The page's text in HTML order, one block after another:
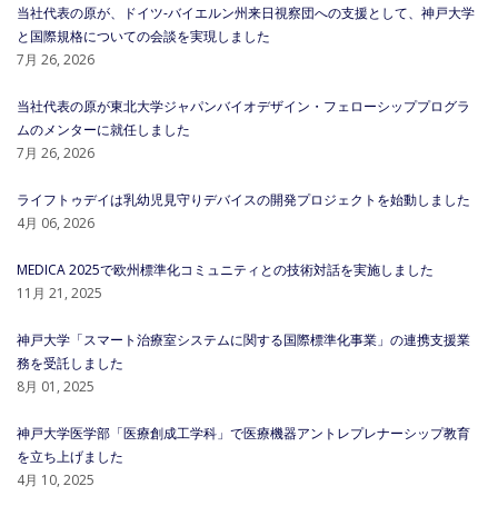
当社代表の原が、ドイツ-バイエルン州来日視察団への支援として、神戸大学
と国際規格についての会談を実現しました
7月 26, 2026
当社代表の原が東北大学ジャパンバイオデザイン・フェローシッププログラ
ムのメンターに就任しました
7月 26, 2026
ライフトゥデイは乳幼児見守りデバイスの開発プロジェクトを始動しました
4月 06, 2026
MEDICA 2025で欧州標準化コミュニティとの技術対話を実施しました
11月 21, 2025
神戸大学「スマート治療室システムに関する国際標準化事業」の連携支援業
務を受託しました
8月 01, 2025
神戸大学医学部「医療創成工学科」で医療機器アントレプレナーシップ教育
を立ち上げました
4月 10, 2025